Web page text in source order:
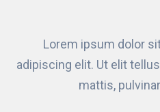
Lorem ipsum dolor
adipiscing elit. Ut elit
mattis,